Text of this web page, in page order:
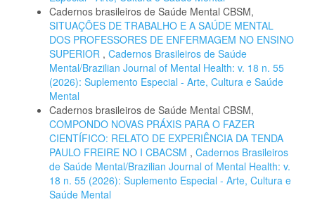
Cadernos brasileiros de Saúde Mental CBSM,
SITUAÇÕES DE TRABALHO E A SAÚDE MENTAL
DOS PROFESSORES DE ENFERMAGEM NO ENSINO
SUPERIOR , Cadernos Brasileiros de Saúde
Mental/Brazilian Journal of Mental Health: v. 18 n. 55
(2026): Suplemento Especial - Arte, Cultura e Saúde
Mental
Cadernos brasileiros de Saúde Mental CBSM,
COMPONDO NOVAS PRÁXIS PARA O FAZER
CIENTÍFICO: RELATO DE EXPERIÊNCIA DA TENDA
PAULO FREIRE NO I CBACSM , Cadernos Brasileiros
de Saúde Mental/Brazilian Journal of Mental Health: v.
18 n. 55 (2026): Suplemento Especial - Arte, Cultura e
Saúde Mental